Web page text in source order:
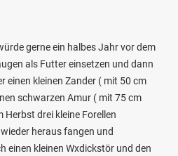
gerne ein halbes Jahr vor dem
als Futter einsetzen und dann
einen kleinen Zander ( mit 50 cm
schwarzen Amur ( mit 75 cm
Herbst drei kleine Forellen
heraus fangen und
einen kleinen Wxdickstör und den